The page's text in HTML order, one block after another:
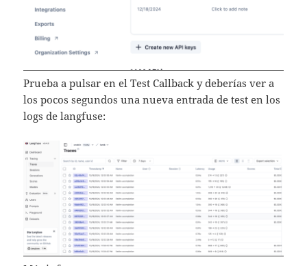
Prueba a pulsar en el Test Callback y deberías ver a
los pocos segundos una nueva entrada de test en los
logs de langfuse: